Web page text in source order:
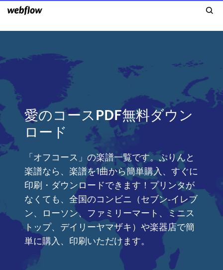
愛のコースPDF無料ダウン
ロード
「オフコース」の楽譜一覧です。ぷりんと
楽譜なら、楽譜を1曲から簡単購入、すぐに
印刷・ダウンロードできます！プリンタが
なくても、全国のコンビニ（セブン‐イレブ
ン、ローソン、ファミリーマート、ミニス
トップ、デイリーヤマザキ）や楽器店で簡
単に購入、印刷いただけます。